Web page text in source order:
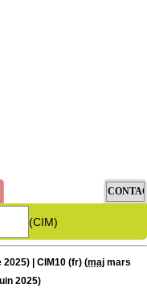
(CIM)
| CIM10 (fr) (maj mars
2025)